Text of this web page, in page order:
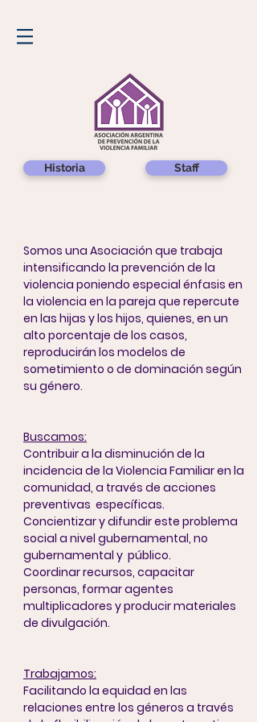
Historia Staff
Somos una Asociación que trabaja
intensificando la prevención de la
violencia poniendo especial énfasis en
la violencia en la pareja que repercute
en las hijas y los hijos, quienes, en un
alto porcentaje de los casos,
reproducirán los modelos de
sometimiento o de dominación según
su género.
Buscamos:
Contribuir a la disminución de la
incidencia de la Violencia Familiar en la
comunidad, a través de acciones
preventivas específicas.
Concientizar y difundir este problema
social a nivel gubernamental, no
gubernamental y público.
Coordinar recursos, capacitar
personas, formar agentes
multiplicadores y producir materiales
de divulgación.
Trabajamos:
Facilitando la equidad en las
relaciones entre los géneros a través